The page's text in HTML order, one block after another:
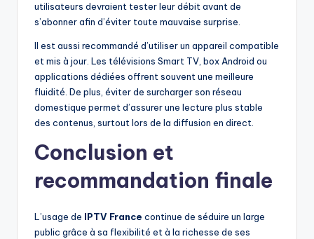
utilisateurs devraient tester leur débit avant de
s’abonner afin d’éviter toute mauvaise surprise.
Il est aussi recommandé d’utiliser un appareil compatible
et mis à jour. Les télévisions Smart TV, box Android ou
applications dédiées offrent souvent une meilleure
fluidité. De plus, éviter de surcharger son réseau
domestique permet d’assurer une lecture plus stable
des contenus, surtout lors de la diffusion en direct.
Conclusion et
recommandation finale
L’usage de IPTV France continue de séduire un large
public grâce à sa flexibilité et à la richesse de ses